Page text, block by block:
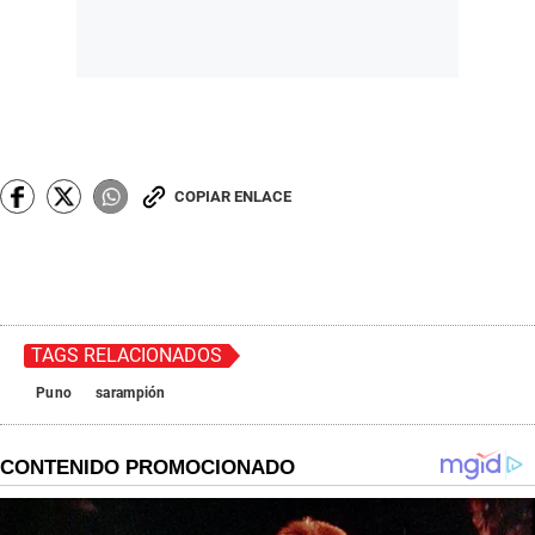
COPIAR ENLACE
TAGS RELACIONADOS
Puno sarampión